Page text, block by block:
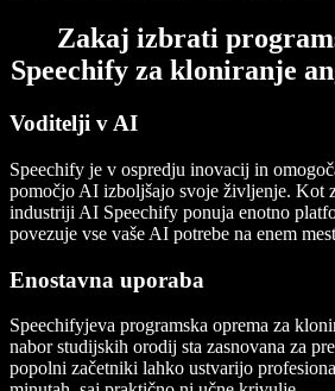
Zakaj izbrati
Speechify za kloniranje
Voditelji v AI
Speechify je v ospredju inovacij in
pomočjo AI izboljšajo svoje življenje. Kot
industriji AI Speechify ponuja enotno
povezuje vse vaše AI potrebe na enem
Enostavna uporaba
Speechifyjeva programska oprema za
nabor studijskih orodij sta zasnovana za
popolni začetniki lahko ustvarijo